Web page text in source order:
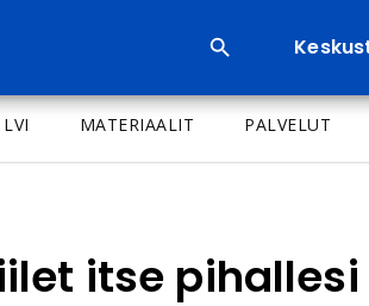
LVI MATERIAALIT PALVELUT
itse